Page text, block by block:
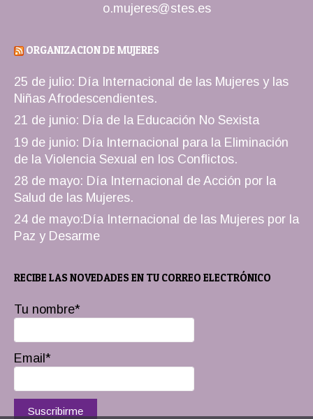
o.mujeres@stes.es
ORGANIZACION DE MUJERES
25 de julio: Día Internacional de las Mujeres y las
Niñas Afrodescendientes.
21 de junio: Día de la Educación No Sexista
19 de junio: Día Internacional para la Eliminación
de la Violencia Sexual en los Conflictos.
28 de mayo: Día Internacional de Acción por la
Salud de las Mujeres.
24 de mayo:Día Internacional de las Mujeres por la
Paz y Desarme
RECIBE LAS NOVEDADES EN TU CORREO ELECTRÓNICO
Tu nombre*
Email*